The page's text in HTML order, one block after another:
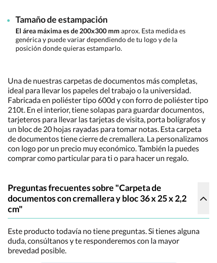
Tamaño de estampación
El área máxima es de 200x300 mm aprox. Esta medida es
genérica y puede variar dependiendo de tu logo y de la
posición donde quieras estamparlo.
Una de nuestras carpetas de documentos más completas,
ideal para llevar los papeles del trabajo o la universidad.
Fabricada en poliéster tipo 600d y con forro de poliéster tipo
210t. En el interior, tiene solapas para guardar documentos,
tarjeteros para llevar las tarjetas de visita, porta bolígrafos y
un bloc de 20 hojas rayadas para tomar notas. Esta carpeta
de documentos tiene cierre de cremallera. La personalizamos
con logo por un precio muy económico. También la puedes
comprar como particular para ti o para hacer un regalo.
Preguntas frecuentes sobre "Carpeta de
documentos con cremallera y bloc 36 x 25 x 2,2
cm"
Este producto todavía no tiene preguntas. Si tienes alguna
duda, consúltanos y te responderemos con la mayor
brevedad posible.